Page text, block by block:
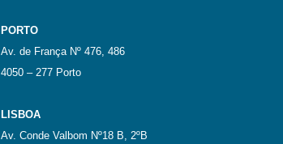
PORTO
Av. de França Nº 476, 486
4050 – 277 Porto
LISBOA
Av. Conde Valbom Nº18 B, 2ºB